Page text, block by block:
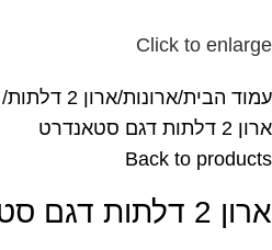
Click to enlarge
עמוד הבית ארונות ארון 2 דלתות
ארון 2 דלתות דגם סטאנדרט
Back to products
ארון 2 דלתות דגם סטאנדרט